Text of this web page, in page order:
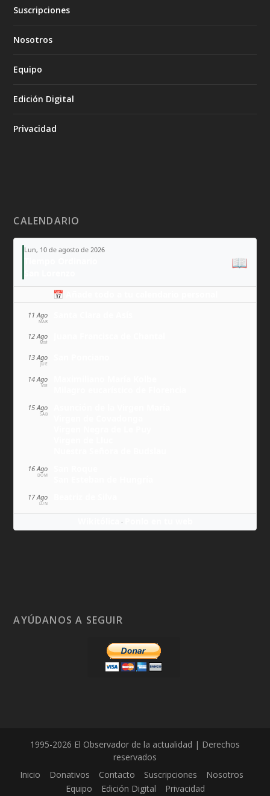
Suscripciones
Nosotros
Equipo
Edición Digital
Privacidad
CALENDARIO
Lun, 10 de agosto de 2026
📖
📅 Añade todo a tu calendario personal
11 Ago
MAR
12 Ago
MIÉ
13 Ago
JUE
14 Ago
VIE
15 Ago
SÁB
16 Ago
DOM
17 Ago
LUN
·
AYÚDANOS A SEGUIR
1995-2026 El Observador de la actualidad | Derechos
reservados
Inicio
Donativos Contacto Suscripciones
Nosotros
Equipo
Edición Digital Privacidad